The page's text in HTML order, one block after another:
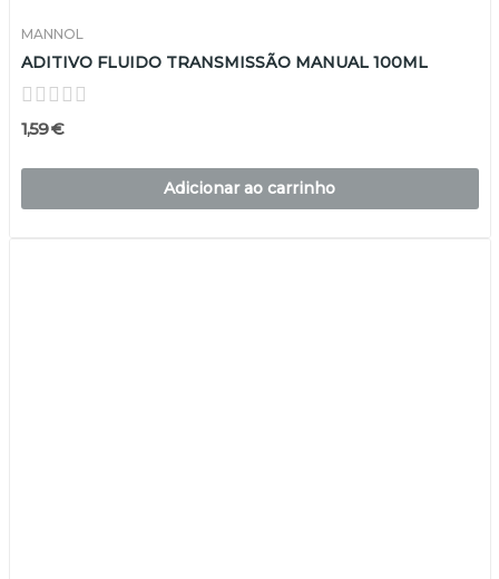
MANNOL
ADITIVO FLUIDO TRANSMISSÃO MANUAL 100ML
1,59 €
Adicionar ao carrinho